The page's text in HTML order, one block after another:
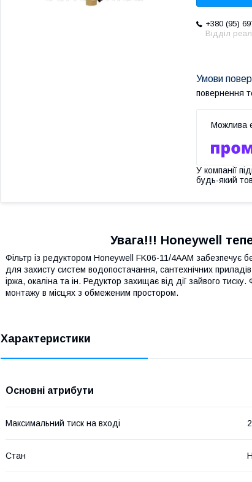
+380 (95)
Відділ
повернення
У компанії
будь-який
Увага!!! Honeywell
Фільтр із редуктором Honeywell FK06-11/4AAM забезпечує
для захисту систем водопостачання, сантехнічних
іржа, окаліна та ін. Редуктор захищає від дії зайвого
монтажу в місцях з обмеженим простором.
Характеристики
Основні атрибути
Максимальний тиск на вході
Стан